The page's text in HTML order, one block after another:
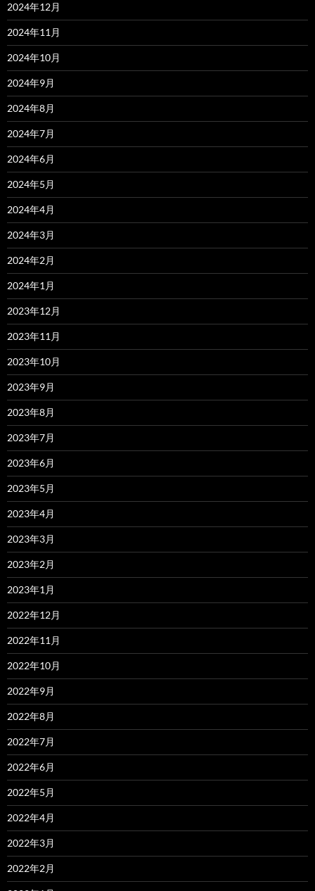
2024年12月
2024年11月
2024年10月
2024年9月
2024年8月
2024年7月
2024年6月
2024年5月
2024年4月
2024年3月
2024年2月
2024年1月
2023年12月
2023年11月
2023年10月
2023年9月
2023年8月
2023年7月
2023年6月
2023年5月
2023年4月
2023年3月
2023年2月
2023年1月
2022年12月
2022年11月
2022年10月
2022年9月
2022年8月
2022年7月
2022年6月
2022年5月
2022年4月
2022年3月
2022年2月